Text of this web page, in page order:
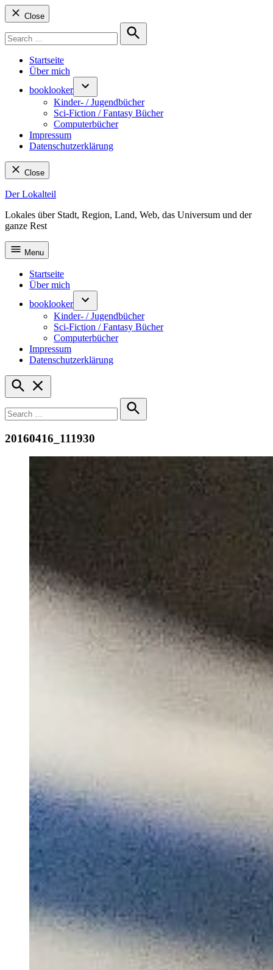
Close
for:
Search
Startseite
Über mich
booklooker
Kinder- / Jugendbücher
Sci-Fiction / Fantasy Bücher
Computerbücher
Impressum
Datenschutzerklärung
Close
Skip
content
Der Lokalteil
Lokales über Stadt, Region, Land, Web, das Universum und der
ganze Rest
Menu
Startseite
Über mich
booklooker
Kinder- / Jugendbücher
Sci-Fiction / Fantasy Bücher
Computerbücher
Impressum
Datenschutzerklärung
Open
Search
for:
Search
20160416_111930